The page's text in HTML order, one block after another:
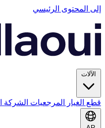
إلى المحتوى الرئيسي
الآلات
قطع الغيار المرجعيات الشركة